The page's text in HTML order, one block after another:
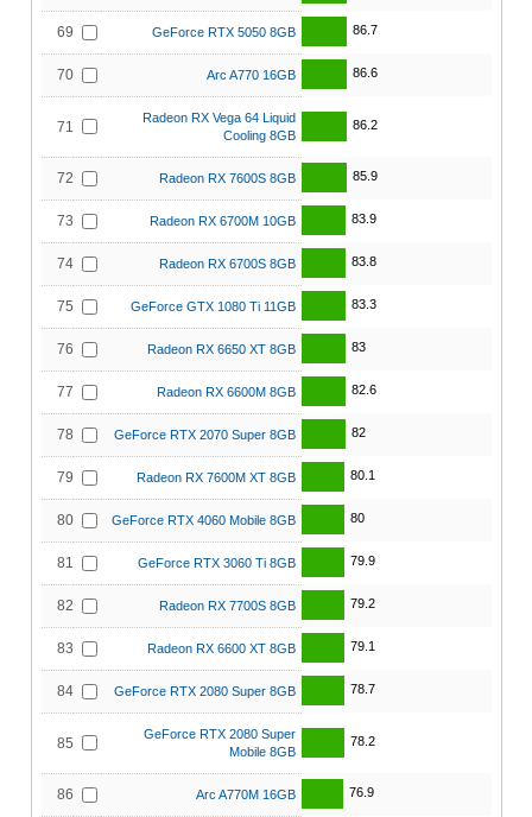
69 GeForce RTX 5050 8GB 86.7
70 Arc A770 16GB 86.6
71
Radeon RX Vega 64 Liquid
Cooling 8GB
86.2
72 Radeon RX 7600S 8GB 85.9
73 Radeon RX 6700M 10GB 83.9
74 Radeon RX 6700S 8GB 83.8
75 GeForce GTX 1080 Ti 11GB 83.3
76 Radeon RX 6650 XT 8GB 83
77 Radeon RX 6600M 8GB 82.6
78 GeForce RTX 2070 Super 8GB 82
79 Radeon RX 7600M XT 8GB 80.1
80 GeForce RTX 4060 Mobile 8GB 80
81 GeForce RTX 3060 Ti 8GB 79.9
82 Radeon RX 7700S 8GB 79.2
83 Radeon RX 6600 XT 8GB 79.1
84 GeForce RTX 2080 Super 8GB 78.7
85
GeForce RTX 2080 Super
Mobile 8GB
78.2
86 Arc A770M 16GB 76.9